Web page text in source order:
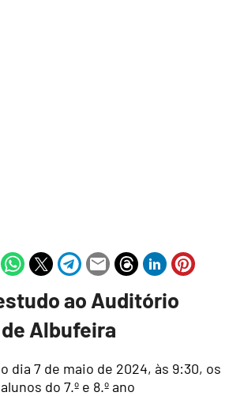
ao Auditório
Albufeira
o dia 7 de maio de 2024, às 9:30, os
alunos do 7.º e 8.º ano